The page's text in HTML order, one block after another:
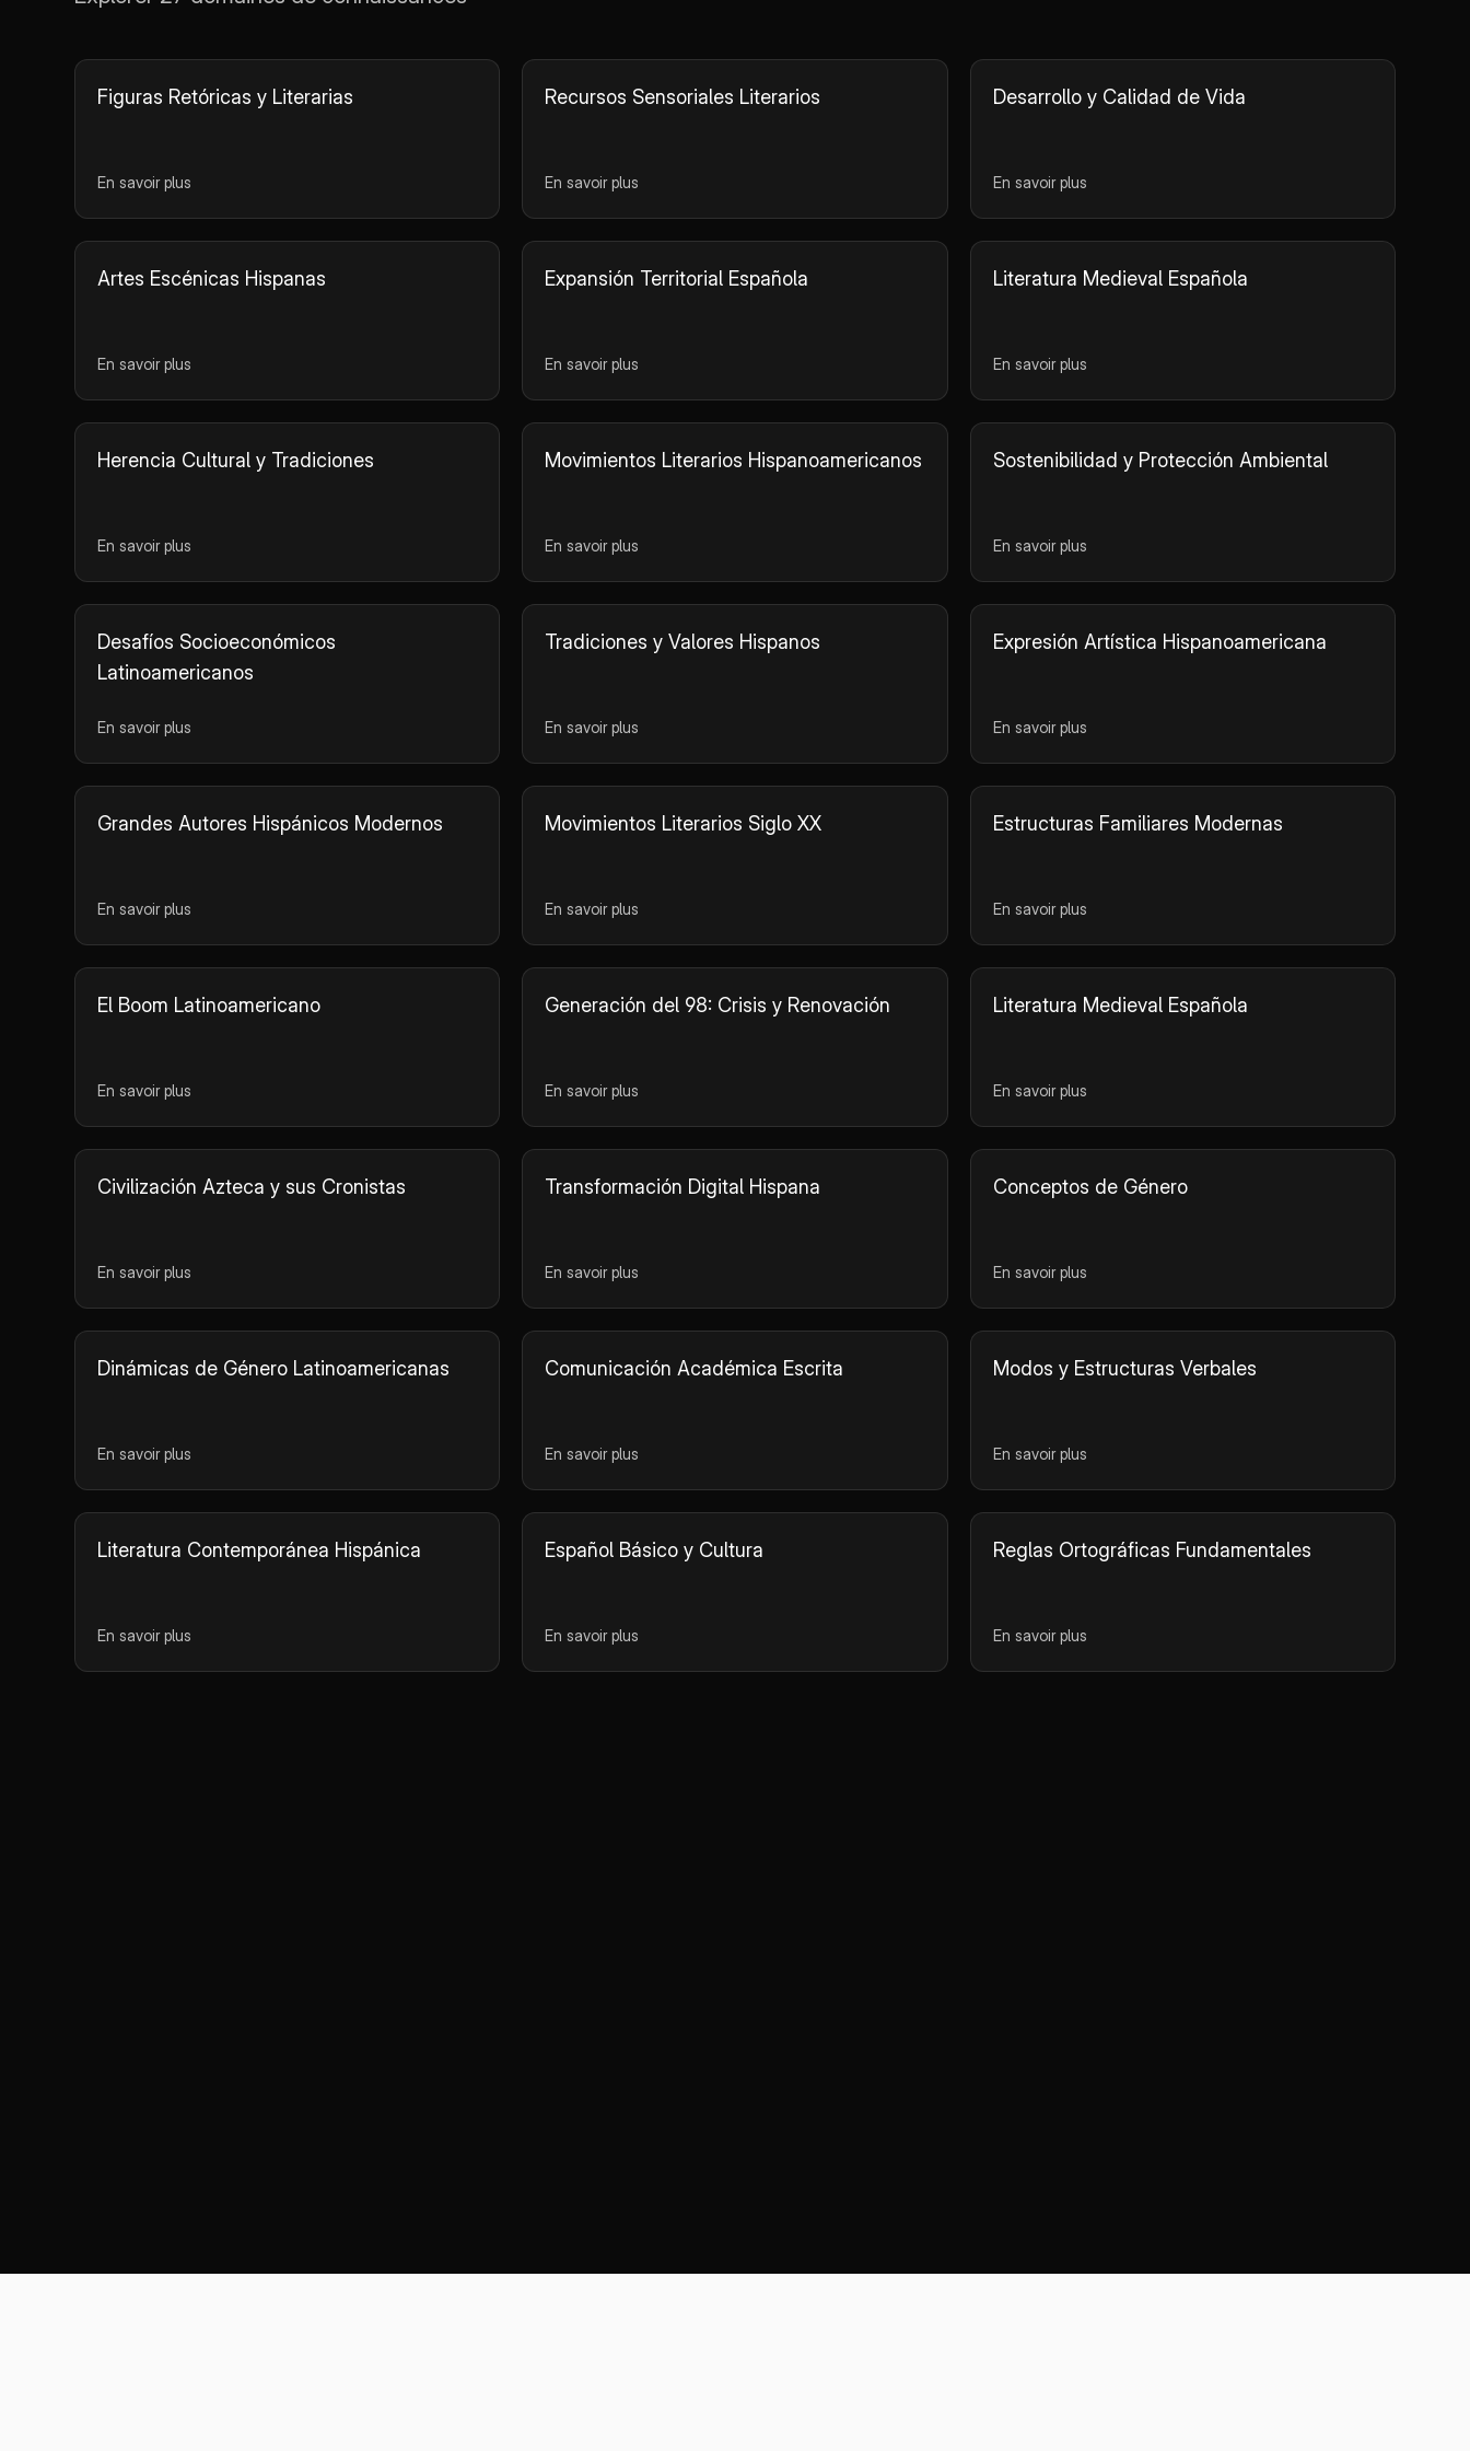
espagnol.
contenu : résumé.
Figuras Retóricas y Literarias
En savoir plus
Recursos Sensoriales Literarios
En savoir plus
Desarrollo y Calidad de Vida
En savoir plus
Artes Escénicas Hispanas
En savoir plus
Expansión Territorial Española
En savoir plus
Literatura Medieval Española
En savoir plus
Herencia Cultural y Tradiciones
En savoir plus
Movimientos Literarios Hispanoamericanos
En savoir plus
Sostenibilidad y Protección Ambiental
En savoir plus
Desafíos Socioeconómicos
Latinoamericanos
En savoir plus
Tradiciones y Valores Hispanos
En savoir plus
Expresión Artística Hispanoamericana
En savoir plus
Grandes Autores Hispánicos Modernos
En savoir plus
Movimientos Literarios Siglo XX
En savoir plus
Estructuras Familiares Modernas
En savoir plus
El Boom Latinoamericano
En savoir plus
Generación del 98: Crisis y Renovación
En savoir plus
Literatura Medieval Española
En savoir plus
Civilización Azteca y sus Cronistas
En savoir plus
Transformación Digital Hispana
En savoir plus
Conceptos de Género
En savoir plus
Dinámicas de Género Latinoamericanas
En savoir plus
Comunicación Académica Escrita
En savoir plus
Modos y Estructuras Verbales
En savoir plus
Literatura Contemporánea Hispánica
En savoir plus
Español Básico y Cultura
En savoir plus
Reglas Ortográficas Fundamentales
En savoir plus